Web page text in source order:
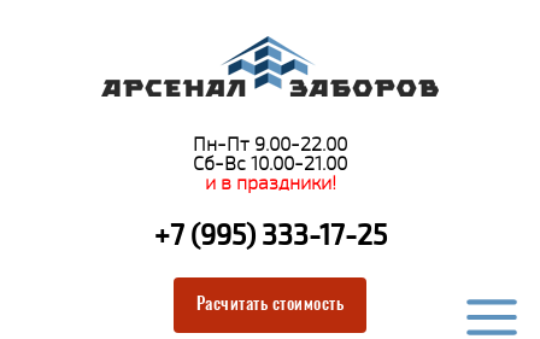
Пн-Пт 9.00-22.00
Сб-Вс 10.00-21.00
и в праздники!
+7 (995) 333-17-25
Расчитать стоимость